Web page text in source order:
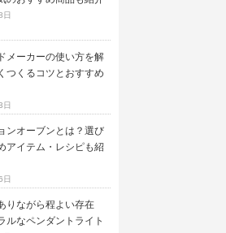
メーカーの使い方を解
つくるコツとおすすめ
ンオーブンとは？選び
アイテム・レシピも紹
りながら程よい存在
ルなペンダントライト